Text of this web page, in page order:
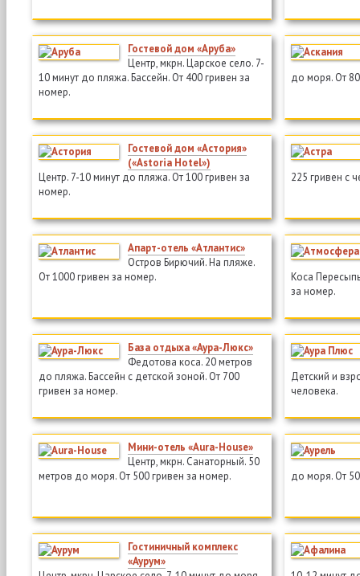
Гостевой дом «Аруба»
Центр, мкрн. Царское село. 7-
10 минут до пляжа. Бассейн. От 400 гривен за
номер.
до моря. От
Гостевой дом «Астория»
(«Astoria Hotel»)
Центр. 7-10 минут до пляжа. От 100 гривен за
номер.
225 гривен с
Апарт-отель «Атлантис»
Остров Бирючий. На пляже.
От 1000 гривен за номер.
Коса
за номер.
База отдыха «Аура-Люкс»
Федотова коса. 20 метров
до пляжа. Бассейн с детской зоной. От 700
гривен за номер.
Детский и
человека.
Мини-отель «Aura-House»
Центр, мкрн. Санаторный. 50
метров до моря. От 500 гривен за номер.
до моря. От
Гостиничный комплекс
«Аурум»